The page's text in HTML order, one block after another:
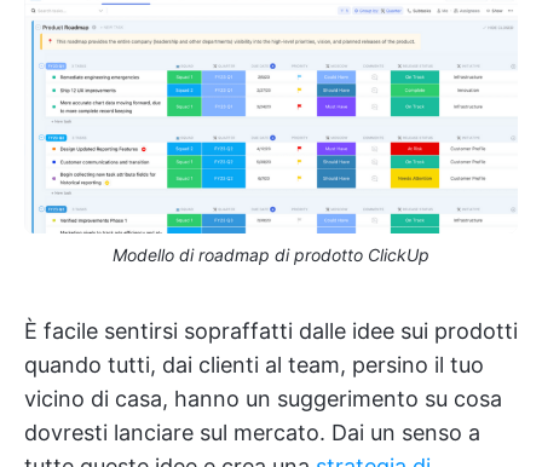
Modello di roadmap di prodotto ClickUp
È facile sentirsi sopraffatti dalle idee sui prodotti
quando tutti, dai clienti al team, persino il tuo
vicino di casa, hanno un suggerimento su cosa
dovresti lanciare sul mercato. Dai un senso a